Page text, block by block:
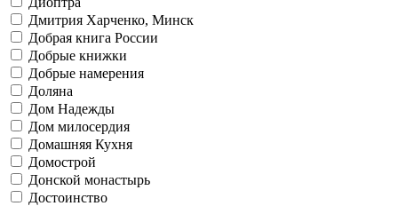
Дмитрия Харченко, Минск
Добрая книга России
Добрые книжки
Добрые намерения
Доляна
Дом Надежды
Дом милосердия
Домашняя Кухня
Домострой
Донской монастырь
Достоинство